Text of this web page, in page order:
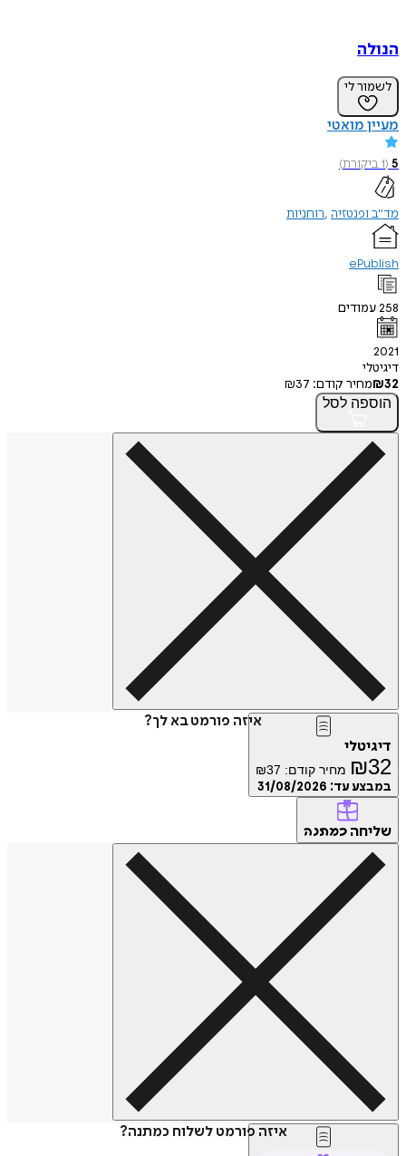
הנולה
לשמור לי
מעיין מואטי
5
(
1ביקורת)
מד"ב ופנטזיה רוחניות
ePublish
258עמודים
2021
דיגיטלי
₪32 מחיר קודם: ₪37
הוספה לסל
איזה פורמט בא לך?
דיגיטלי
₪32 מחיר קודם: ₪37
במבצע עד: 31/08/2026
שליחה כמתנה
איזה פורמט לשלוח כמתנה?